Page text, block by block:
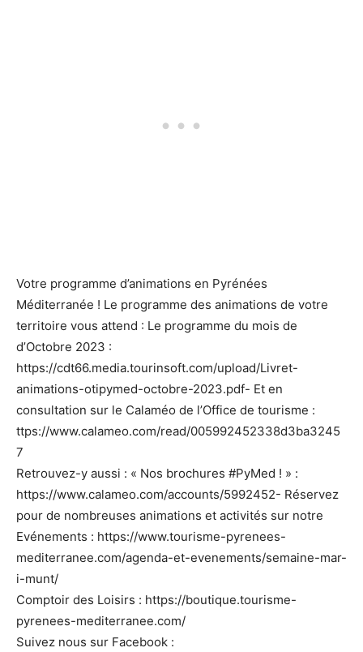
Votre programme d’animations en Pyrénées
Méditerranée ! Le programme des animations de votre
territoire vous attend : Le programme du mois de
d’Octobre 2023 :
https://cdt66.media.tourinsoft.com/upload/Livret-
animations-otipymed-octobre-2023.pdf- Et en
consultation sur le Calaméo de l’Office de tourisme :
ttps://www.calameo.com/read/005992452338d3ba3245
7
Retrouvez-y aussi : « Nos brochures #PyMed ! » :
https://www.calameo.com/accounts/5992452- Réservez
pour de nombreuses animations et activités sur notre
Evénements : https://www.tourisme-pyrenees-
mediterranee.com/agenda-et-evenements/semaine-mar-
i-munt/
Comptoir des Loisirs : https://boutique.tourisme-
pyrenees-mediterranee.com/
Suivez nous sur Facebook :